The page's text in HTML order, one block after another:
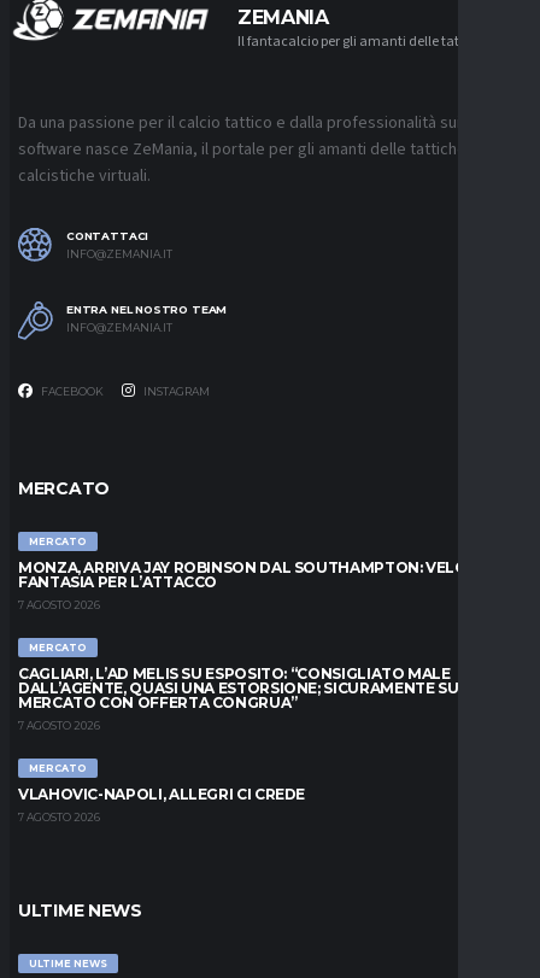
ZEMANIA
Il fantacalcio per gli amanti delle tattiche
Da una passione per il calcio tattico e dalla professionalità sui
software nasce ZeMania, il portale per gli amanti delle tattiche
calcistiche virtuali.
CONTATTACI
INFO@ZEMANIA.IT
ENTRA NEL NOSTRO TEAM
INFO@ZEMANIA.IT
FACEBOOK INSTAGRAM
MERCATO
MERCATO
MONZA, ARRIVA JAY ROBINSON DAL SOUTHAMPTON: VELOCITÀ E
FANTASIA PER L’ATTACCO
7 AGOSTO 2026
MERCATO
CAGLIARI, L’AD MELIS SU ESPOSITO: “CONSIGLIATO MALE
DALL’AGENTE, QUASI UNA ESTORSIONE; SICURAMENTE SUL
MERCATO CON OFFERTA CONGRUA”
7 AGOSTO 2026
MERCATO
VLAHOVIC-NAPOLI, ALLEGRI CI CREDE
7 AGOSTO 2026
ULTIME NEWS
ULTIME NEWS